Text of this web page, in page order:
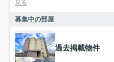
見る
募集中の部屋
過去掲載物件